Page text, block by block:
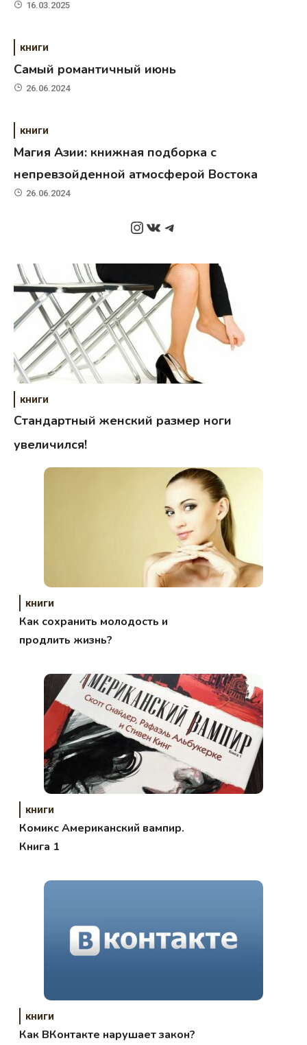
16.03.2025
книги
Самый романтичный июнь
26.06.2024
книги
Магия Азии: книжная подборка с
непревзойденной атмосферой Востока
26.06.2024
Instagram
ВКонтакте
Telegram
книги
Стандартный женский размер ноги
увеличился!
книги
Как сохранить молодость и
продлить жизнь?
книги
Комикс Американский вампир.
Книга 1
книги
Как ВКонтакте нарушает закон?